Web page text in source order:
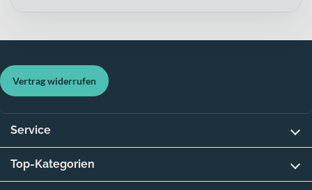
Vertrag widerrufen
Service
Top-Kategorien